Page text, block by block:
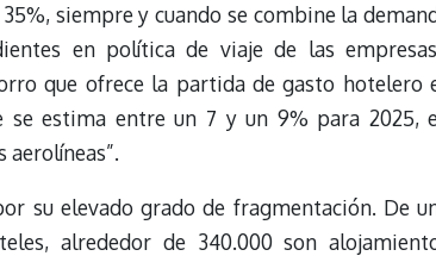
siempre y cuando se combine la
en política de viaje de las
que ofrece la partida de gasto hotelero
se estima entre un 7 y un 9% para 2025,
aerolíneas”.
su elevado grado de fragmentación. De
alrededor de 340.000 son